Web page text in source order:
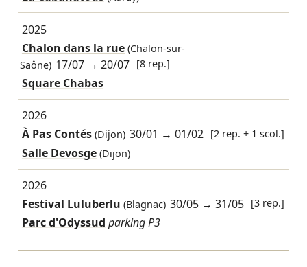
2025
Chalon dans la rue(Chalon-sur-
Saône) 17/07 →20/07 [8 rep.]
Square Chabas
2026
À Pas Contés(Dijon) 30/01 →01/02 [2 rep. + 1 scol.]
Salle Devosge (Dijon)
2026
Festival Luluberlu (Blagnac) 30/05 →31/05 [3 rep.]
Parc d'Odyssud parking P3